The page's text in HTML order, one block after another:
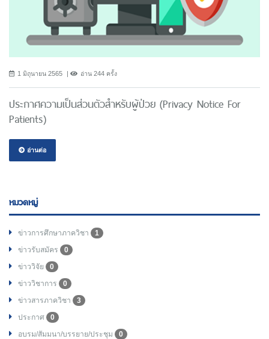
1 มิถุนายน 2565 อ่าน 244 ครั้ง
ประกาศความเป็นส่วนตัวสำหรับผู้ป่วย (Privacy Notice For
Patients)
อ่านต่อ
หมวดหมู่
ข่าวการศึกษาภาควิชา
1
ข่าวรับสมัคร
0
ข่าววิจัย
0
ข่าววิชาการ
0
ข่าวสารภาควิชา
3
ประกาศ
0
อบรม/สัมมนา/บรรยาย/ประชุม
0